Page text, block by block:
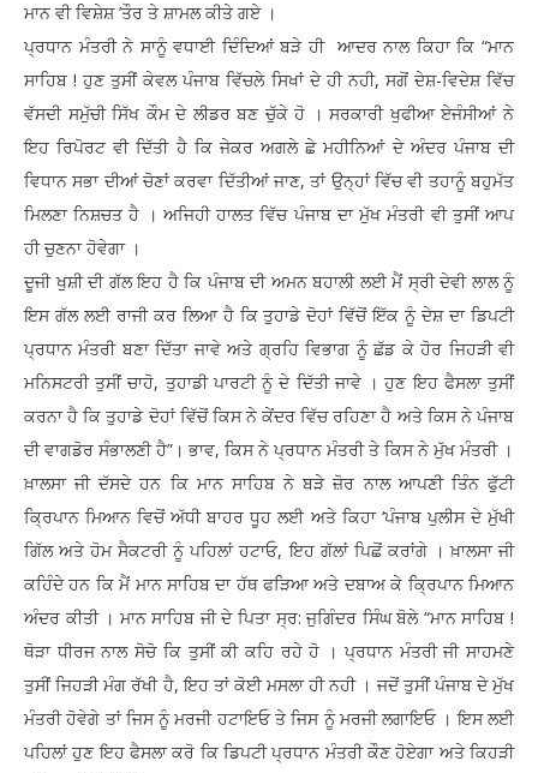
ਮਾਨ ਵੀ ਵਿਸ਼ੇਸ਼ ’ਤੌਰ ਤੇ ਸ਼ਾਮਲ ਕੀਤੇ ਗਏ ।
ਪ੍ਰਧਾਨ ਮੰਤਰੀ ਨੇ ਸਾਨੂੰ ਵਧਾਈ ਦਿੰਦਿਆਂ ਬੜੇ ਹੀ ਆਦਰ ਨਾਲ ਕਿਹਾ ਕਿ “ਮਾਨ
ਸਾਹਿਬ ! ਹੁਣ ਤੁਸੀਂ ਕੇਵਲ ਪੰਜਾਬ ਵਿੱਚਲੇ ਸਿਖਾਂ ਦੇ ਹੀ ਨਹੀ, ਸਗੋਂ ਦੇਸ਼-ਵਿਦੇਸ਼ ਵਿੱਚ
ਵੱਸਦੀ ਸਮੁੱਚੀ ਸਿੱਖ ਕੌਮ ਦੇ ਲੀਡਰ ਬਣ ਚੁੱਕੇ ਹੋ । ਸਰਕਾਰੀ ਖੁਫੀਆ ਏਜੰਸੀਆਂ ਨੇ
ਇਹ ਰਿਪੋਰਟ ਵੀ ਦਿੱਤੀ ਹੈ ਕਿ ਜੇਕਰ ਅਗਲੇ ਛੇ ਮਹੀਨਿਆਂ ਦੇ ਅੰਦਰ ਪੰਜਾਬ ਦੀ
ਵਿਧਾਨ ਸਭਾ ਦੀਆਂ ਚੋਣਾਂ ਕਰਵਾ ਦਿੱਤੀਆਂ ਜਾਣ, ਤਾਂ ਉਨ੍ਹਾਂ ਵਿੱਚ ਵੀ ਤਹਾਨੂੰ ਬਹੁਮੱਤ
ਮਿਲਣਾ ਨਿਸ਼ਚਤ ਹੈ । ਅਜਿਹੀ ਹਾਲਤ ਵਿੱਚ ਪੰਜਾਬ ਦਾ ਮੁੱਖ ਮੰਤਰੀ ਵੀ ਤੁਸੀਂ ਆਪ
ਹੀ ਚੁਣਨਾ ਹੋਵੇਗਾ ।
ਦੂਜੀ ਖੁਸ਼ੀ ਦੀ ਗੱਲ ਇਹ ਹੈ ਕਿ ਪੰਜਾਬ ਦੀ ਅਮਨ ਬਹਾਲੀ ਲਈ ਮੈਂ ਸ੍ਰੀ ਦੇਵੀ ਲਾਲ ਨੂੰ
ਇਸ ਗੱਲ ਲਈ ਰਾਜੀ ਕਰ ਲਿਆ ਹੈ ਕਿ ਤੁਹਾਡੇ ਦੋਹਾਂ ਵਿੱਚੋਂ ਇੱਕ ਨੂੰ ਦੇਸ਼ ਦਾ ਡਿਪਟੀ
ਪ੍ਰਧਾਨ ਮੰਤਰੀ ਬਣਾ ਦਿੱਤਾ ਜਾਵੇ ਅਤੇ ਗ੍ਰਹਿ ਵਿਭਾਗ ਨੂੰ ਛੱਡ ਕੇ ਹੋਰ ਜਿਹੜੀ ਵੀ
ਮਨਿਸਟਰੀ ਤੁਸੀਂ ਚਾਹੋ, ਤੁਹਾਡੀ ਪਾਰਟੀ ਨੂੰ ਦੇ ਦਿੱਤੀ ਜਾਵੇ । ਹੁਣ ਇਹ ਫੈਸਲਾ ਤੁਸੀਂ
ਕਰਨਾ ਹੈ ਕਿ ਤੁਹਾਡੇ ਦੋਹਾਂ ਵਿੱਚੋਂ ਕਿਸ ਨੇ ਕੇਂਦਰ ਵਿੱਚ ਰਹਿਣਾ ਹੈ ਅਤੇ ਕਿਸ ਨੇ ਪੰਜਾਬ
ਦੀ ਵਾਗਡੋਰ ਸੰਭਾਲਣੀ ਹੈ”। ਭਾਵ, ਕਿਸ ਨੇ ਪ੍ਰਧਾਨ ਮੰਤਰੀ ਤੇ ਕਿਸ ਨੇ ਮੁੱਖ ਮੰਤਰੀ ।
ਖ਼ਾਲਸਾ ਜੀ ਦੱਸਦੇ ਹਨ ਕਿ ਮਾਨ ਸਾਹਿਬ ਨੇ ਬੜੇ ਜ਼ੋਰ ਨਾਲ ਆਪਣੀ ਤਿੰਨ ਫੁੱਟੀ
ਕ੍ਰਿਪਾਨ ਮਿਆਨ ਵਿਚੋਂ ਅੱਧੀ ਬਾਹਰ ਧੂਹ ਲਈ ਅਤੇ ਕਿਹਾ ‘ਪੰਜਾਬ ਪੁਲੀਸ ਦੇ ਮੁੱਖੀ
ਗਿੱਲ ਅਤੇ ਹੋਮ ਸੈਕਟਰੀ ਨੂੰ ਪਹਿਲਾਂ ਹਟਾਓ, ਇਹ ਗੱਲਾਂ ਪਿਛੋਂ ਕਰਾਂਗੇ । ਖ਼ਾਲਸਾ ਜੀ
ਕਹਿੰਦੇ ਹਨ ਕਿ ਮੈਂ ਮਾਨ ਸਾਹਿਬ ਦਾ ਹੱਥ ਫੜਿਆ ਅਤੇ ਦਬਾਅ ਕੇ ਕ੍ਰਿਪਾਨ ਮਿਆਨ
ਅੰਦਰ ਕੀਤੀ । ਮਾਨ ਸਾਹਿਬ ਜੀ ਦੇ ਪਿਤਾ ਸ੍ਰ: ਜੁਗਿੰਦਰ ਸਿੰਘ ਬੋਲੇ “ਮਾਨ ਸਾਹਿਬ !
ਥੋੜਾ ਧੀਰਜ ਨਾਲ ਸੋਚੋ ਕਿ ਤੁਸੀਂ ਕੀ ਕਹਿ ਰਹੇ ਹੋ । ਪ੍ਰਧਾਨ ਮੰਤਰੀ ਜੀ ਸਾਹਮਣੇ
ਤੁਸੀਂ ਜਿਹੜੀ ਮੰਗ ਰੱਖੀ ਹੈ, ਇਹ ਤਾਂ ਕੋਈ ਮਸਲਾ ਹੀ ਨਹੀ । ਜਦੋਂ ਤੁਸੀਂ ਪੰਜਾਬ ਦੇ ਮੁੱਖ
ਮੰਤਰੀ ਹੋਵੇਗੇ ਤਾਂ ਜਿਸ ਨੂੰ ਮਰਜੀ ਹਟਾਇਓ ਤੇ ਜਿਸ ਨੂੰ ਮਰਜੀ ਲਗਾਇਓ । ਇਸ ਲਈ
ਪਹਿਲਾਂ ਹੁਣ ਇਹ ਫੈਸਲਾ ਕਰੋ ਕਿ ਡਿਪਟੀ ਪ੍ਰਧਾਨ ਮੰਤਰੀ ਕੌਣ ਹੋਏਗਾ ਅਤੇ ਕਿਹੜੀ